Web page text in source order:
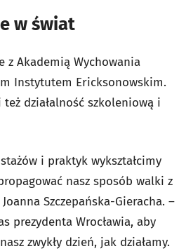
w świat
z Akademią Wychowania
Instytutem Ericksonowskim.
też działalność szkoleniową i
i praktyk wykształcimy
nasz sposób walki z
Szczepańska-Gieracha. –
prezydenta Wrocławia, aby
zwykły dzień, jak działamy.